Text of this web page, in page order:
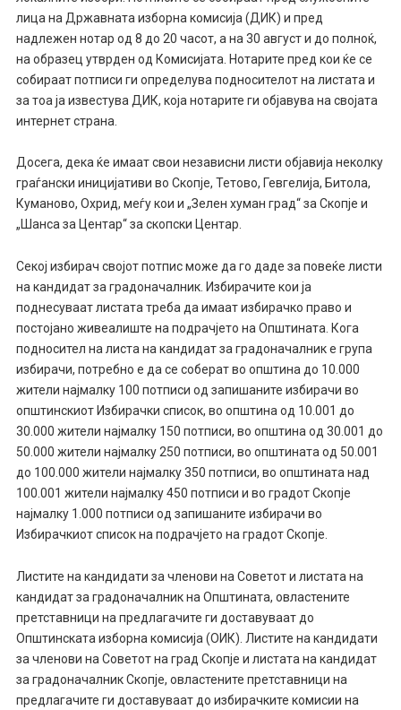
лица на Државната изборна комисија (ДИК) и пред
надлежен нотар од 8 до 20 часот, а на 30 август и до полноќ,
на образец утврден од Комисијата. Нотарите пред кои ќе се
собираат потписи ги определува подносителот на листата и
за тоа ја известува ДИК, која нотарите ги објавува на својата
интернет страна.
Досега, дека ќе имаат свои независни листи објавија неколку
граѓански иницијативи во Скопје, Тетово, Гевгелија, Битола,
Куманово, Охрид, меѓу кои и „Зелен хуман град“ за Скопје и
„Шанса за Центар“ за скопски Центар.
Секој избирач својот потпис може да го даде за повеќе листи
на кандидат за градоначалник. Избирачите кои ја
поднесуваат листата треба да имаат избирачко право и
постојано живеалиште на подрачјето на Општината. Кога
подносител на листа на кандидат за градоначалник е група
избирачи, потребно е да се соберат во општина до 10.000
жители најмалку 100 потписи од запишаните избирачи во
општинскиот Избирачки список, во општина од 10.001 до
30.000 жители најмалку 150 потписи, во општина од 30.001 до
50.000 жители најмалку 250 потписи, во општината од 50.001
до 100.000 жители најмалку 350 потписи, во општината над
100.001 жители најмалку 450 потписи и во градот Скопје
најмалку 1.000 потписи од запишаните избирачи во
Избирачкиот список на подрачјето на градот Скопје.
Листите на кандидати за членови на Советот и листата на
кандидат за градоначалник на Општината, овластените
претставници на предлагачите ги доставуваат до
Општинската изборна комисија (ОИК). Листите на кандидати
за членови на Советот на град Скопје и листата на кандидат
за градоначалник Скопје, овластените претставници на
предлагачите ги доставуваат до избирачките комисии на